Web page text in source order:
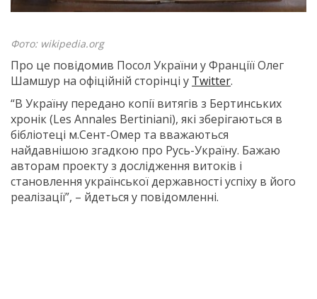
Фото: wikipedia.org
Про це повідомив Посол України у Франціїї Олег
Шамшур на офіційній сторінці у Twitter.
“В Україну передано копії витягів з Бертинських
хронік (Les Annales Bertiniani), які зберігаються в
бібліотеці м.Сент-Омер та вважаються
найдавнішою згадкою про Русь-Україну. Бажаю
авторам проекту з дослідження витоків і
становлення української державності успіху в його
реалізації”, – йдеться у повідомленні.